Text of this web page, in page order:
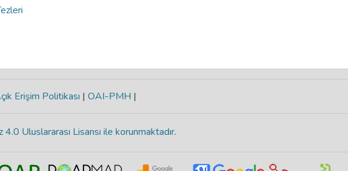
Erişim Politikası | OAI-PMH |
Uluslararası Lisansı ile korunmaktadır.